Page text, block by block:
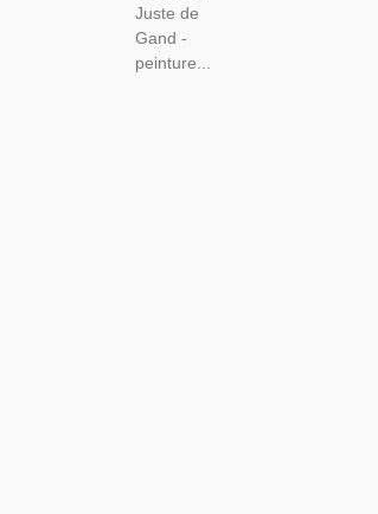
Juste de
Gand -
peinture...